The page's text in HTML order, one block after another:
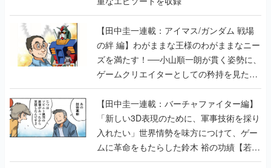
【田中圭一連載：アイマス/ガンダム 戦場
の絆 編】わがままな王様のわがままなニー
ズを満たす！──小山順一朗が貫く姿勢に、
ゲームクリエイターとしての矜持を見た
【若ゲのいたり最終回】
【田中圭一連載：バーチャファイター編】
「新しい3D表現のために、軍事技術を採り
入れたい」世界情勢を味方につけて、ゲー
ムに革命をもたらした鈴木 裕の功績【若ゲ
のいたり】